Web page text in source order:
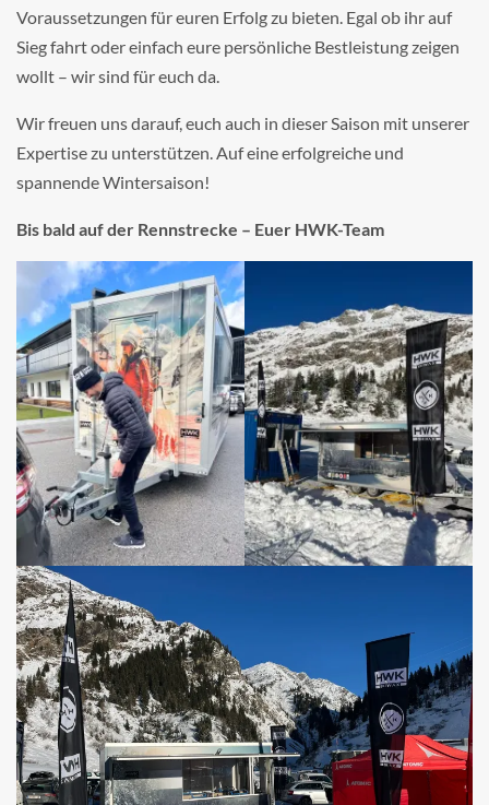
Voraussetzungen für euren Erfolg zu bieten. Egal ob ihr auf
Sieg fahrt oder einfach eure persönliche Bestleistung zeigen
wollt – wir sind für euch da.
Wir freuen uns darauf, euch auch in dieser Saison mit unserer
Expertise zu unterstützen. Auf eine erfolgreiche und
spannende Wintersaison!
Bis bald auf der Rennstrecke – Euer HWK-Team